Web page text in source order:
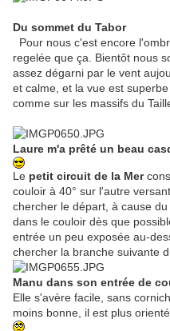
Du sommet du Tabor
Pour nous c'est encore
regelée que ça. Bientôt nous
assez dégarni par le vent
et calme, et la vue est
comme sur les massifs du
Laure m'a prêté un beau
Le petit circuit de la Mer
couloir à 40° sur l'autre
chercher le départ, à cause
dans le couloir dès que
entrée un peu exposée au-
chercher la branche suivante
Manu dans son entrée de
Elle s'avère facile, sans
moins bonne, il est plus